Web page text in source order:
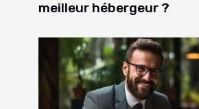
meilleur hébergeur ?